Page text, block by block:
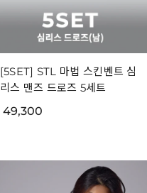
[5SET] STL 마법 스킨벤트 심
리스 맨즈 드로즈 5세트
49,300